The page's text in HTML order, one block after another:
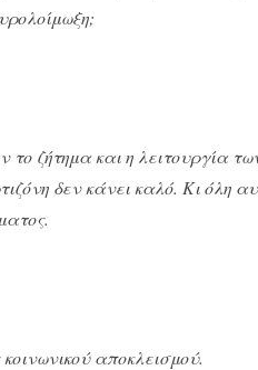
το ζήτημα και η
δεν κάνει καλό. Κι
αποκλεισμού.